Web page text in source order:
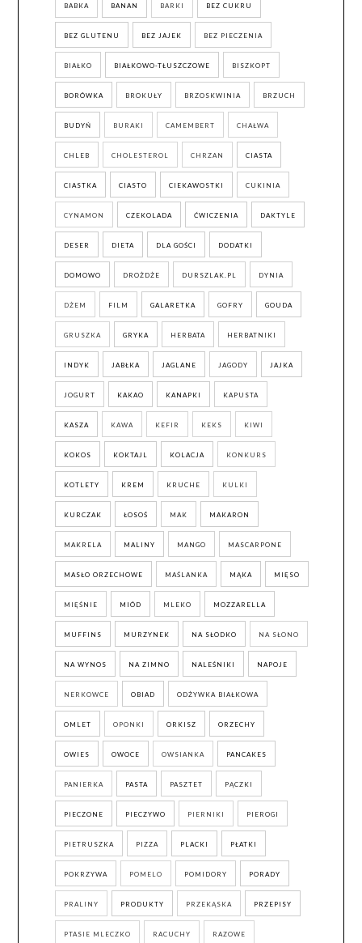
BABKA BANAN BARKI BEZ CUKRU
BEZ GLUTENU BEZ JAJEK BEZ PIECZENIA
BIAŁKO BIAŁKOWO-TŁUSZCZOWE BISZKOPT
BORÓWKA BROKUŁY BRZOSKWINIA BRZUCH
BUDYŃ BURAKI CAMEMBERT CHAŁWA
CHLEB CHOLESTEROL CHRZAN CIASTA
CIASTKA CIASTO CIEKAWOSTKI CUKINIA
CYNAMON CZEKOLADA ĆWICZENIA DAKTYLE
DESER DIETA DLA GOŚCI DODATKI
DOMOWO DROŻDŻE DURSZLAK.PL DYNIA
DŻEM FILM GALARETKA GOFRY GOUDA
GRUSZKA GRYKA HERBATA HERBATNIKI
INDYK JABŁKA JAGLANE JAGODY JAJKA
JOGURT KAKAO KANAPKI KAPUSTA
KASZA KAWA KEFIR KEKS KIWI
KOKOS KOKTAJL KOLACJA KONKURS
KOTLETY KREM KRUCHE KULKI
KURCZAK ŁOSOŚ MAK MAKARON
MAKRELA MALINY MANGO MASCARPONE
MASŁO ORZECHOWE MAŚLANKA MĄKA MIĘSO
MIĘŚNIE MIÓD MLEKO MOZZARELLA
MUFFINS MURZYNEK NA SŁODKO NA SŁONO
NA WYNOS NA ZIMNO NALEŚNIKI NAPOJE
NERKOWCE OBIAD ODŻYWKA BIAŁKOWA
OMLET OPONKI ORKISZ ORZECHY
OWIES OWOCE OWSIANKA PANCAKES
PANIERKA PASTA PASZTET PĄCZKI
PIECZONE PIECZYWO PIERNIKI PIEROGI
PIETRUSZKA PIZZA PLACKI PŁATKI
POKRZYWA POMELO POMIDORY PORADY
PRALINY PRODUKTY PRZEKĄSKA PRZEPISY
PTASIE MLECZKO RACUCHY RAZOWE